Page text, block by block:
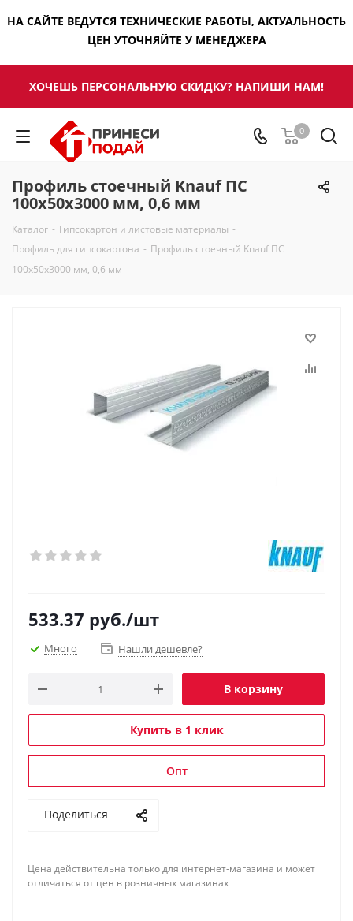
НА САЙТЕ ВЕДУТСЯ ТЕХНИЧЕСКИЕ РАБОТЫ, АКТУАЛЬНОСТЬ
ЦЕН УТОЧНЯЙТЕ У МЕНЕДЖЕРА
ХОЧЕШЬ ПЕРСОНАЛЬНУЮ СКИДКУ? НАПИШИ НАМ!
0
Профиль стоечный Knauf ПС
100х50х3000 мм, 0,6 мм
Каталог - Гипсокартон и листовые материалы -
Профиль для гипсокартона - Профиль стоечный Knauf ПС
100х50х3000 мм, 0,6 мм
533.37 руб./шт
Много Нашли дешевле?
В корзину
Купить в 1 клик
Опт
Поделиться
Цена действительна только для интернет-магазина и может
отличаться от цен в розничных магазинах